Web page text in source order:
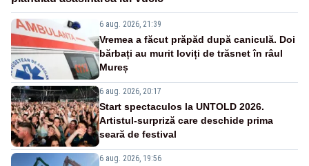
6 aug. 2026, 21:39
Vremea a făcut prăpăd după caniculă. Doi
bărbați au murit loviți de trăsnet în râul
Mureș
6 aug. 2026, 20:17
Start spectaculos la UNTOLD 2026.
Artistul-surpriză care deschide prima
seară de festival
6 aug. 2026, 19:56